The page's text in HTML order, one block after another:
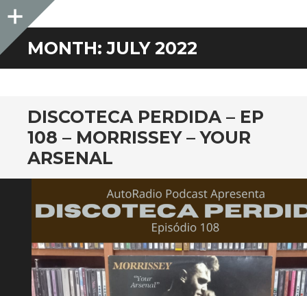
Sidebar
MONTH:JULY 2022
DISCOTECA PERDIDA – EP
108 – MORRISSEY – YOUR
ARSENAL